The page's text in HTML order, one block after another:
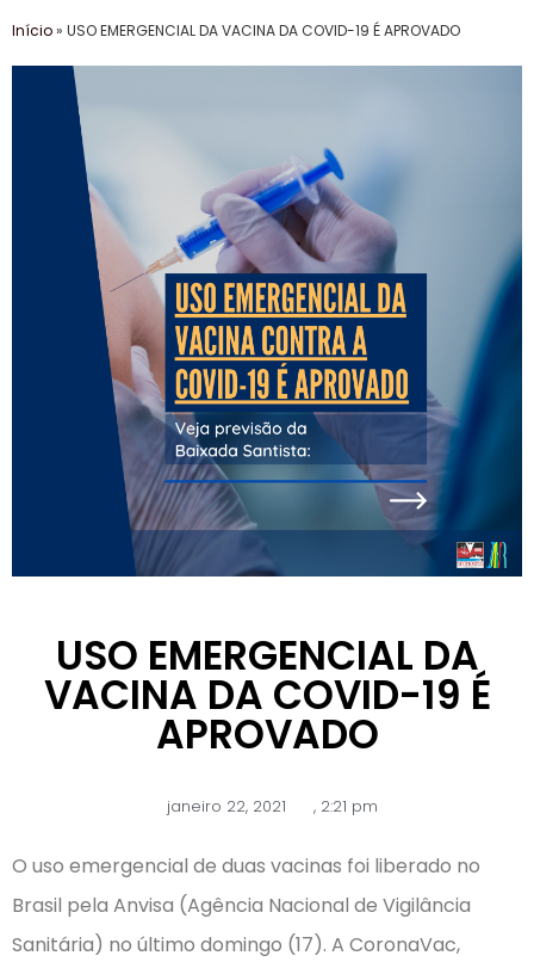
Início» USO EMERGENCIAL DA VACINA DA COVID-19 É APROVADO
USO EMERGENCIAL DA
VACINA DA COVID-19 É
APROVADO
janeiro 22, 2021 ,2:21 pm
O uso emergencial de duas vacinas foi liberado no
Brasil pela Anvisa (Agência Nacional de Vigilância
Sanitária) no último domingo (17). A CoronaVac,